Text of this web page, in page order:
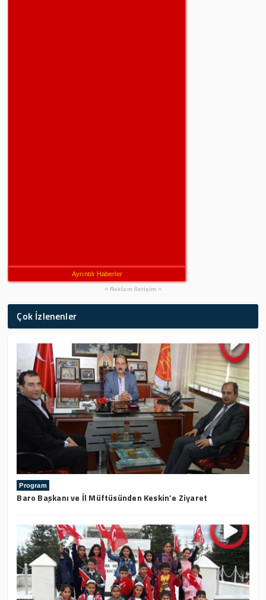
Ayrıntılı Haberler
Reklam İletişim
Çok İzlenenler
Program
Baro Başkanı ve İl Müftüsünden Keskin’e Ziyaret